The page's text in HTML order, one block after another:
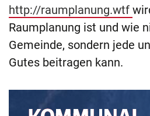
http://raumplanung.wtf
Raumplanung ist und wie
Gemeinde, sondern jede
Gutes beitragen kann.